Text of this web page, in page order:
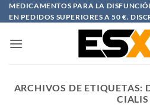
Saltar
al
MEDICAMENTOS PARA LA
EN PEDIDOS SUPERIORES A 50 €.
ARCHIVOS DE ETIQUETAS:
CIALIS